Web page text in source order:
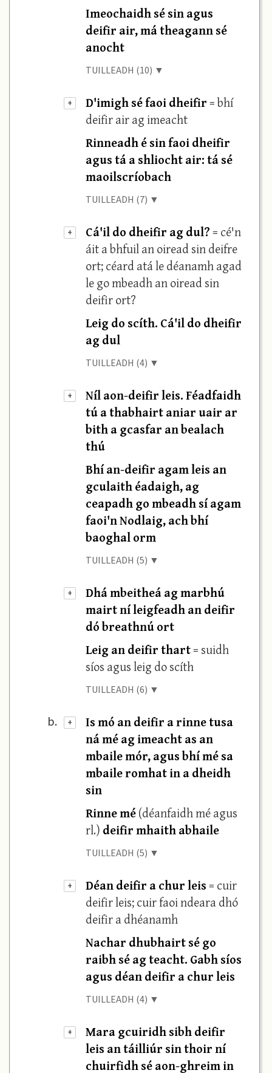
Imeochaidh sé sin agus
deifir air, má theagann sé
anocht
TUILLEADH (10) ▼
+ D'imigh sé faoi dheifir= bhí
deifir air ag imeacht
Rinneadh é sin faoi dheifir
agus tá a shliocht air: tá sé
maoilscríobach
TUILLEADH (7) ▼
+ Cá'il do dheifir ag dul?= cé'n
áit a bhfuil an oiread sin deifre
ort; céard atá le déanamh agad
le go mbeadh an oiread sin
deifir ort?
Leig do scíth. Cá'il do dheifir
ag dul
TUILLEADH (4) ▼
+
Níl aon-deifir leis. Féadfaidh
tú a thabhairt aniar uair ar
bith a gcasfar an bealach
thú
Bhí an-deifir agam leis an
gculaith éadaigh, ag
ceapadh go mbeadh sí agam
faoi'n Nodlaig, ach bhí
baoghal orm
TUILLEADH (5) ▼
+
Dhá mbeitheá ag marbhú
mairt ní leigfeadh an deifir
dó breathnú ort
Leig an deifir thart= suidh
síos agus leig do scíth
TUILLEADH (6) ▼
b. +
Is mó an deifir a rinne tusa
ná mé ag imeacht as an
mbaile mór, agus bhí mé sa
mbaile romhat in a dheidh
sin
Rinne mé(déanfaidh mé agus
rl.) deifir mhaith abhaile
TUILLEADH (5) ▼
+ Déan deifir a chur leis= cuir
deifir leis; cuir faoi ndeara dhó
deifir a dhéanamh
Nachar dhubhairt sé go
raibh sé ag teacht. Gabh síos
agus déan deifir a chur leis
TUILLEADH (4) ▼
+
Mara gcuiridh sibh deifir
leis an táilliúr sin thoir ní
chuirfidh sé aon-ghreim in